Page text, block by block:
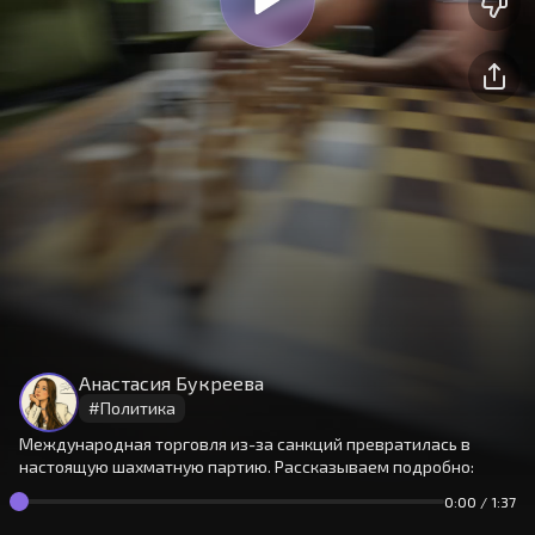
Анастасия Букреева
#Политика
Международная торговля из-за санкций превратилась в
настоящую шахматную партию. Рассказываем подробно:
0:00 / 1:37
На сайте используются cookies.
Продолжая использовать сайт,
вы принимаетеусловия